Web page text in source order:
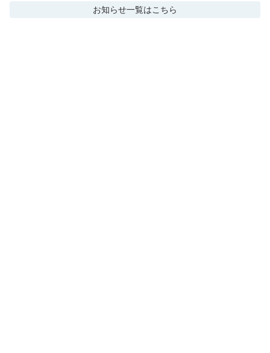
お知らせ一覧はこちら